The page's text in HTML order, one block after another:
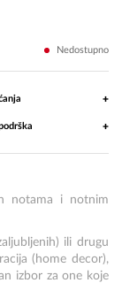
Nedostupno
+
+
notama i notnim
ili drugu
(home decor),
izbor za one koje